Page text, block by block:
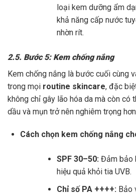
loại kem dưỡng ẩm
khả năng cấp nước
nhờn rít.
2.5. Bước 5: Kem chống nắng
Kem chống nắng là bước cuối cùng
trong mọi routine skincare, đặc
không chỉ gây lão hóa da mà còn có
dầu và mụn trở nên nghiêm trọng
Cách chọn kem chống nắng
SPF 30–50: Đảm bảo
hiệu quả khỏi tia UVB.
Chỉ số PA ++++: Bảo